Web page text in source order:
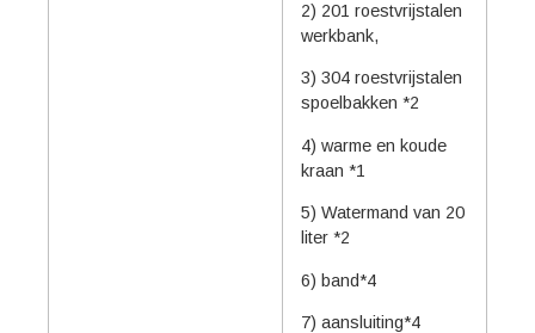
2) 201 roestvrijstalen
werkbank,
3) 304 roestvrijstalen
spoelbakken *2
4) warme en koude
kraan *1
5) Watermand van 20
liter *2
6) band*4
7) aansluiting*4